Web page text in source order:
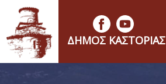
ΔΉΜΟΣ ΚΑΣΤΟΡΙΆΣ